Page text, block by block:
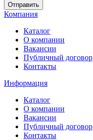
Отправить
Компания
Каталог
О компании
Вакансии
Публичный договор
Контакты
Информация
Каталог
О компании
Вакансии
Публичный договор
Контакты